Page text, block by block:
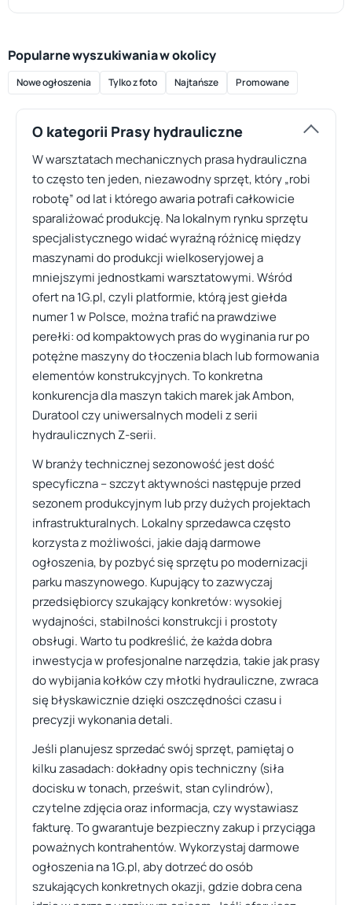
Popularne wyszukiwania w okolicy
Nowe ogłoszenia Tylko z foto Najtańsze Promowane
O kategorii Prasy hydrauliczne
W warsztatach mechanicznych prasa hydrauliczna
to często ten jeden, niezawodny sprzęt, który „robi
robotę” od lat i którego awaria potrafi całkowicie
sparaliżować produkcję. Na lokalnym rynku sprzętu
specjalistycznego widać wyraźną różnicę między
maszynami do produkcji wielkoseryjowej a
mniejszymi jednostkami warsztatowymi. Wśród
ofert na 1G.pl, czyli platformie, którą jest giełda
numer 1 w Polsce, można trafić na prawdziwe
perełki: od kompaktowych pras do wyginania rur po
potężne maszyny do tłoczenia blach lub formowania
elementów konstrukcyjnych. To konkretna
konkurencja dla maszyn takich marek jak Ambon,
Duratool czy uniwersalnych modeli z serii
hydraulicznych Z-serii.
W branży technicznej sezonowość jest dość
specyficzna – szczyt aktywności następuje przed
sezonem produkcyjnym lub przy dużych projektach
infrastrukturalnych. Lokalny sprzedawca często
korzysta z możliwości, jakie dają darmowe
ogłoszenia, by pozbyć się sprzętu po modernizacji
parku maszynowego. Kupujący to zazwyczaj
przedsiębiorcy szukający konkretów: wysokiej
wydajności, stabilności konstrukcji i prostoty
obsługi. Warto tu podkreślić, że każda dobra
inwestycja w profesjonalne narzędzia, takie jak prasy
do wybijania kołków czy młotki hydrauliczne, zwraca
się błyskawicznie dzięki oszczędności czasu i
precyzji wykonania detali.
Jeśli planujesz sprzedać swój sprzęt, pamiętaj o
kilku zasadach: dokładny opis techniczny (siła
docisku w tonach, prześwit, stan cylindrów),
czytelne zdjęcia oraz informacja, czy wystawiasz
fakturę. To gwarantuje bezpieczny zakup i przyciąga
poważnych kontrahentów. Wykorzystaj darmowe
ogłoszenia na 1G.pl, aby dotrzeć do osób
szukających konkretnych okazji, gdzie dobra cena